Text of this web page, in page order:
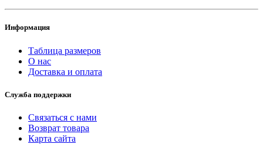
Информация
Таблица размеров
О нас
Доставка и оплата
Служба поддержки
Связаться с нами
Возврат товара
Карта сайта